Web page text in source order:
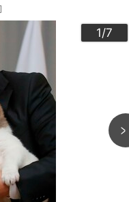
]
1/7
2/7
3/7
4/7
5/7
6/7
7/7